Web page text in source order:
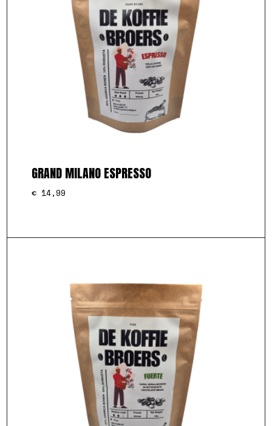
GRAND MILANO ESPRESSO
€ 14,99